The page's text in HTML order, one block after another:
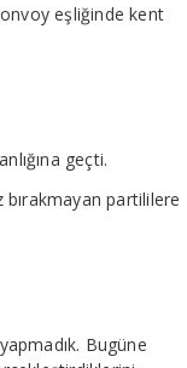
eşliğinde kent
geçti.
partililere
Bugüne